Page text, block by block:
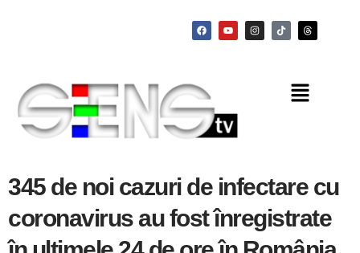
345 de noi cazuri de infectare cu
coronavirus au fost înregistrate